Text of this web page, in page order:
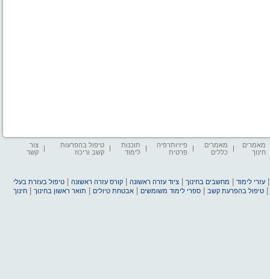
מאמרים
חינוך
מאמרים
כללים
פיזיותרפיה
פרטית
תוכנות
לימוד
טיפול בהפרעות
קשב וריכוז
צור
קשר
עזרי לימוד מחשבים בחינוך |ציוד עזרה ראשונה |קורס עזרה ראשונה |טיפול בעזרת בעלי
|טיפול בהפרעת קשב |ספרי לימוד משומשים |אבטחת טיולים תואר ראשון בחינוך |חינוך